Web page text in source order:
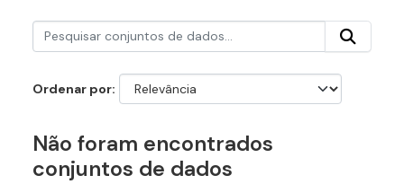
Ordenar por
Não foram encontrados
conjuntos de dados